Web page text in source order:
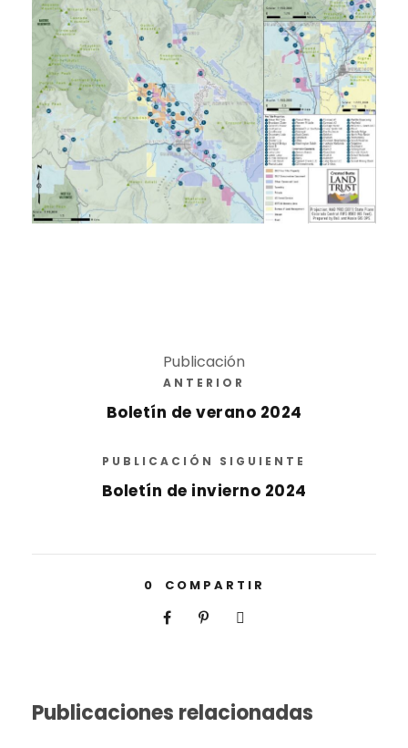
Publicación
ANTERIOR
Boletín de verano 2024
PUBLICACIÓN SIGUIENTE
Boletín de invierno 2024
0 COMPARTIR
Publicaciones relacionadas